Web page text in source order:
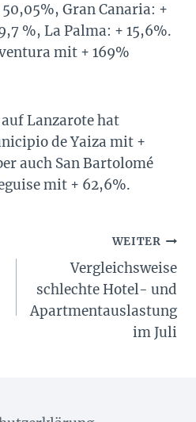
Gran Canaria: +
%, La Palma: + 15,6%.
mit + 169%
Lanzarote hat
de Yaiza mit +
auch San Bartolomé
mit + 62,6%.
WEITER
Vergleichsweise
schlechte Hotel- und
Apartmentauslastung
im Juli